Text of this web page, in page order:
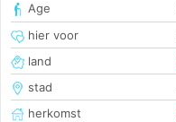
Age
hier voor
land
stad
herkomst